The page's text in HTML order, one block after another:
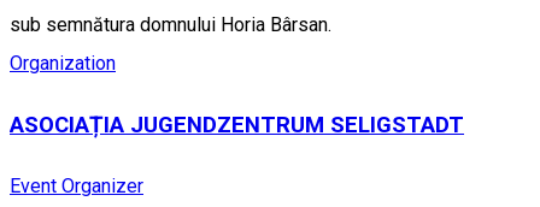
sub semnătura domnului Horia Bârsan.
Organization
ASOCIAȚIA JUGENDZENTRUM SELIGSTADT
Event Organizer